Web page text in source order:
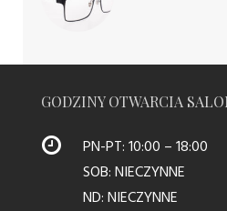
GODZINY OTWARCIA
PN-PT: 10:00 – 18:00
SOB: NIECZYNNE
ND: NIECZYNNE